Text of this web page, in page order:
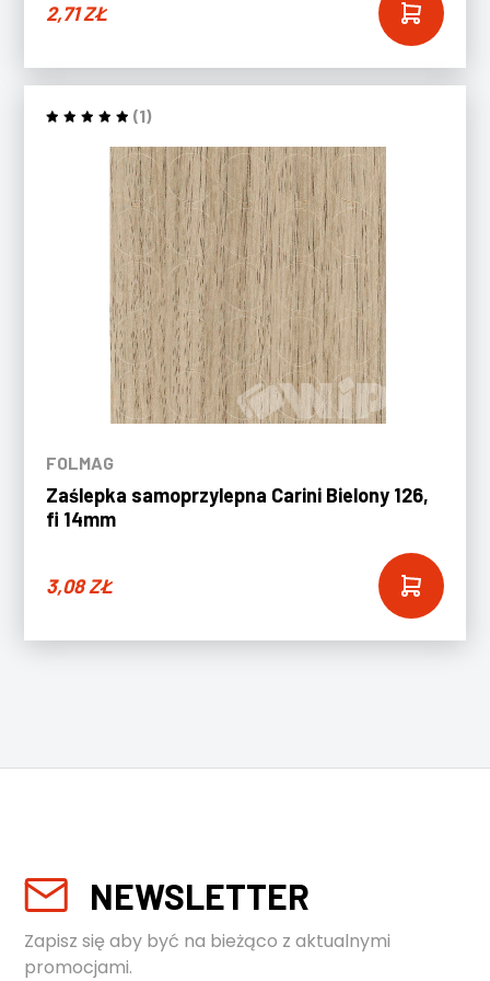
2,71ZŁ
(1)
FOLMAG
Zaślepka samoprzylepna Carini Bielony 126,
fi 14mm
3,08ZŁ
NEWSLETTER
Zapisz się aby być na bieżąco z aktualnymi
promocjami.